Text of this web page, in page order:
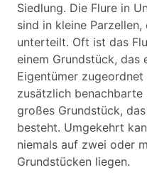
Siedlung. Die Flure in
sind in kleine
unterteilt. Oft ist das
einem Grundstück, das
Eigentümer
zusätzlich
großes Grundstück,
besteht. Umgekehrt
niemals auf zwei oder
Grundstücken liegen.